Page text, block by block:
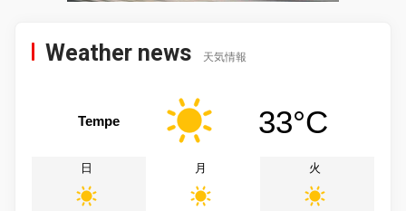
Weather news 天気情報
Tempe 33°C
日 月 火